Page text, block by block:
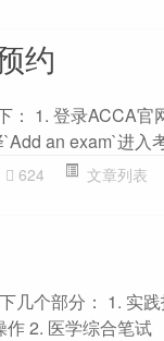
约
： 1. 登录ACCA
an exam`进入
624 文章列表
几个部分： 1. 实
2. 医学综合笔试